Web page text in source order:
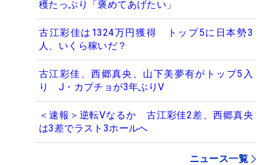
穫たっぷり「褒めてあげたい」
古江彩佳は1324万円獲得 トップ5に日本勢3
人、いくら稼いだ？
古江彩佳、西郷真央、山下美夢有がトップ5入
り J・カプチョが3年ぶりV
＜速報＞逆転Vなるか 古江彩佳2差、西郷真央
は3差でラスト3ホールへ
ニュース一覧